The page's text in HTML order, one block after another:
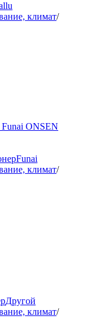
климат/
ONSEN
Funai
климат/
Другой
климат/